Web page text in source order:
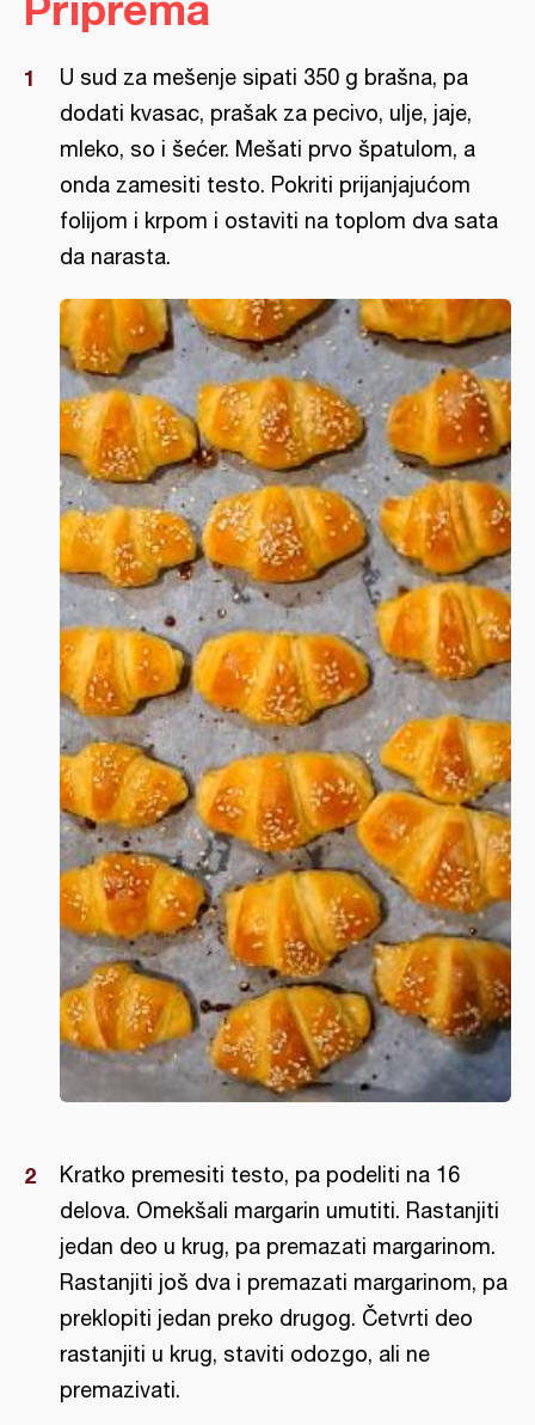
U sud za mešenje sipati 350 g brašna, pa
dodati kvasac, prašak za pecivo, ulje, jaje,
mleko, so i šećer. Mešati prvo špatulom, a
onda zamesiti testo. Pokriti prijanjajućom
folijom i krpom i ostaviti na toplom dva sata
da narasta.
Kratko premesiti testo, pa podeliti na 16
delova. Omekšali margarin umutiti. Rastanjiti
jedan deo u krug, pa premazati margarinom.
Rastanjiti još dva i premazati margarinom, pa
preklopiti jedan preko drugog. Četvrti deo
rastanjiti u krug, staviti odozgo, ali ne
premazivati.